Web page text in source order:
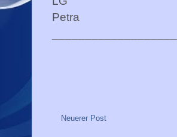
Petra
Neuerer Post